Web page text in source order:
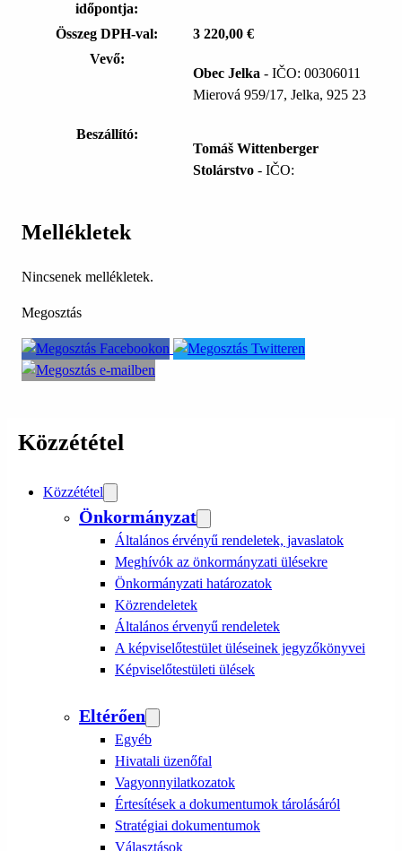
időpontja:
Összeg DPH-val:
3 220,00 €
Vevő:
Obec Jelka - IČO: 00306011
Mierová 959/17, Jelka, 925 23
Beszállító:
Tomáš Wittenberger
Stolárstvo - IČO:
Mellékletek
Nincsenek mellékletek.
Megosztás
Közzététel
Közzététel
Önkormányzat
Általános érvényű rendeletek, javaslatok
Meghívók az önkormányzati ülésekre
Önkormányzati határozatok
Közrendeletek
Általános érvenyű rendeletek
A képviselőtestület üléseinek jegyzőkönyvei
Képviselőtestületi ülések
Eltérően
Egyéb
Hivatali üzenőfal
Vagyonnyilatkozatok
Értesítések a dokumentumok tárolásáról
Stratégiai dokumentumok
Választások